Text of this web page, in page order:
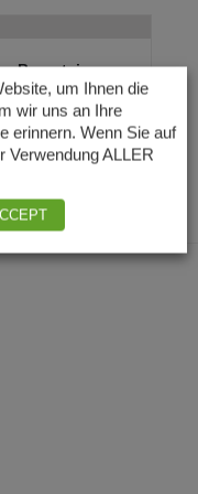
Bernstein
mit Sil...
€ Lieferzeit: 3 – 5
um Ihnen die
wir uns an Ihre
erinnern. Wenn Sie auf
Verwendung ALLER